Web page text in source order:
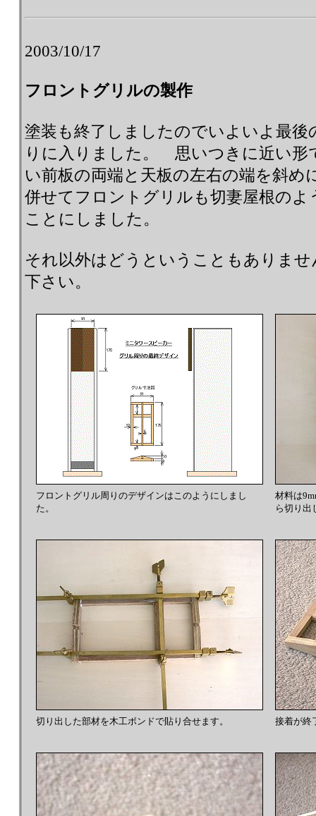
2003/10/17
フロントグリルの製作
塗装も終了しましたのでいよいよ最
りに入りました。 思いつきに近い形
い前板の両端と天板の左右の端を斜
併せてフロントグリルも切妻屋根の
ことにしました。
それ以外はどうということもありま
下さい。
フロントグリル周りのデザインはこのようにしまし
た。
材料は
ら切り出
切り出した部材を木工ボンドで貼り合せます。 接着が終